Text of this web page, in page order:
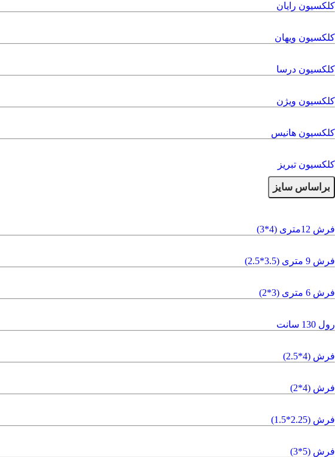
کلکسیون رایان
کلکسیون ویهان
کلکسیون درسا
کلکسیون ویژن
کلکسیون هانیس
کلکسیون تبریز
براساس سایز
فرش 12متری (4*3)
فرش 9 متری (3.5*2.5)
فرش 6 متری (3*2)
رول 130 سانت
فرش (4*2.5)
فرش (4*2)
فرش (2.25*1.5)
فرش (5*3)